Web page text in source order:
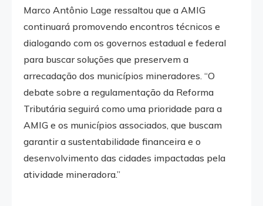
Marco Antônio Lage ressaltou que a AMIG
continuará promovendo encontros técnicos e
dialogando com os governos estadual e federal
para buscar soluções que preservem a
arrecadação dos municípios mineradores. “O
debate sobre a regulamentação da Reforma
Tributária seguirá como uma prioridade para a
AMIG e os municípios associados, que buscam
garantir a sustentabilidade financeira e o
desenvolvimento das cidades impactadas pela
atividade mineradora.”